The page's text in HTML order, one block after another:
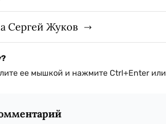
Сергей Жуков
ее мышкой и нажмите Ctrl+Enter или